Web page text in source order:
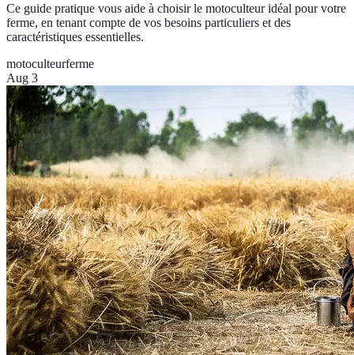
Ce guide pratique vous aide à choisir le motoculteur idéal pour votre
ferme, en tenant compte de vos besoins particuliers et des
caractéristiques essentielles.
motoculteurferme
Aug 3